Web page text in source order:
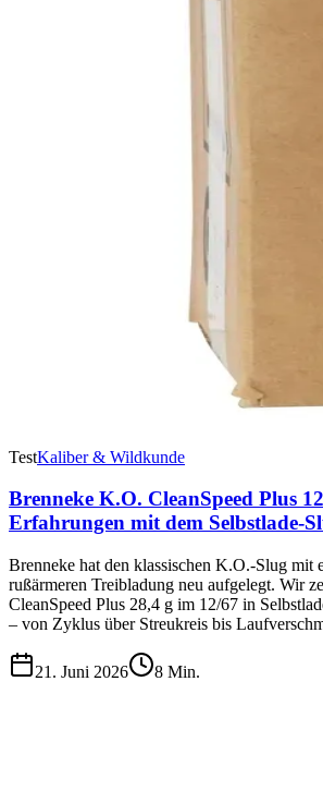
TestKaliber & Wildkunde
Brenneke K.O. CleanSpeed Plus
Erfahrungen mit dem Selbstlade-
Brenneke hat den klassischen K.O.-Slug mit
rußärmeren Treibladung neu aufgelegt. Wir
CleanSpeed Plus 28,4 g im 12/67 in
– von Zyklus über Streukreis bis
21. Juni 2026 8 Min.